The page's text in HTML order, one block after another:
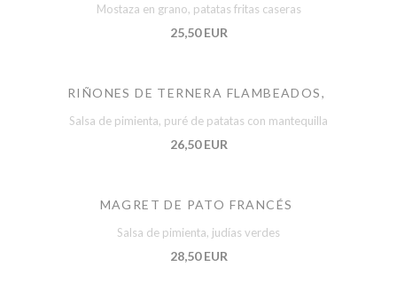
Mostaza en grano, patatas fritas caseras
25,50 EUR
RIÑONES DE TERNERA FLAMBEADOS,
Salsa de pimienta, puré de patatas con mantequilla
26,50 EUR
MAGRET DE PATO FRANCÉS
Salsa de pimienta, judías verdes
28,50 EUR